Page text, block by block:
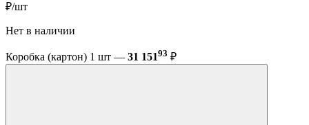
₽/шт
Нет в наличии
Коробка (картон) 1 шт — 31 15193 ₽